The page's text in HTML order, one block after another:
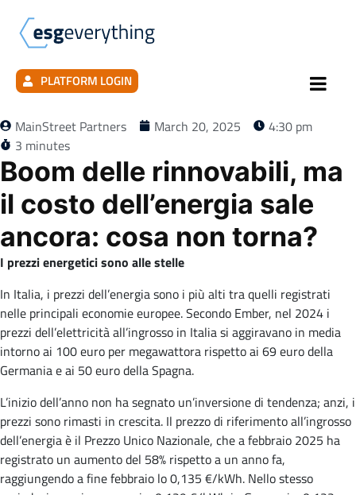
PLATFORM LOGIN
MainStreet Partners March 20, 2025
4:30 pm
3 minutes
Boom delle rinnovabili, ma
il costo dell’energia sale
ancora: cosa non torna?
I prezzi energetici sono alle stelle
In Italia, i prezzi dell’energia sono i più alti tra quelli registrati
nelle principali economie europee. Secondo Ember, nel 2024 i
prezzi dell’elettricità all’ingrosso in Italia si aggiravano in media
intorno ai 100 euro per megawattora rispetto ai 69 euro della
Germania e ai 50 euro della Spagna.
L’inizio dell’anno non ha segnato un’inversione di tendenza; anzi, i
prezzi sono rimasti in crescita. Il prezzo di riferimento all’ingrosso
dell’energia è il Prezzo Unico Nazionale, che a febbraio 2025 ha
registrato un aumento del 58% rispetto a un anno fa,
raggiungendo a fine febbraio lo 0,135 €/kWh. Nello stesso